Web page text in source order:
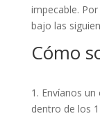
impecable.
bajo las
Cómo
1. Envíanos un
dentro de los